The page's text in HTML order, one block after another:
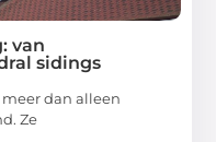
van
sidings
dan alleen
Ze